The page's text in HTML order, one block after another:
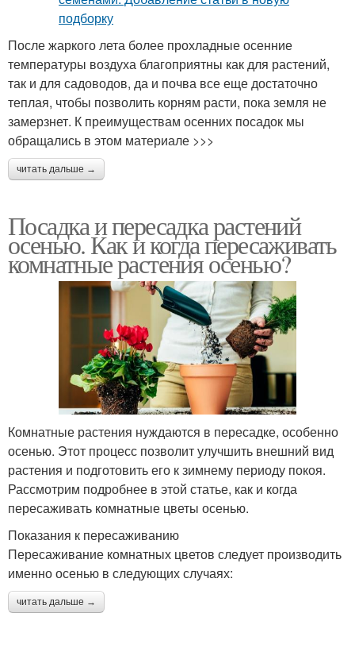
После жаркого лета более прохладные осенние
температуры воздуха благоприятны как для растений,
так и для садоводов, да и почва все еще достаточно
теплая, чтобы позволить корням расти, пока земля не
замерзнет. К преимуществам осенних посадок мы
обращались в этом материале >>>
читать дальше →
Посадка и пересадка растений
осенью. Как и когда пересаживать
комнатные растения осенью?
Комнатные растения нуждаются в пересадке, особенно
осенью. Этот процесс позволит улучшить внешний вид
растения и подготовить его к зимнему периоду покоя.
Рассмотрим подробнее в этой статье, как и когда
пересаживать комнатные цветы осенью.
Показания к пересаживанию
Пересаживание комнатных цветов следует производить
именно осенью в следующих случаях:
читать дальше →